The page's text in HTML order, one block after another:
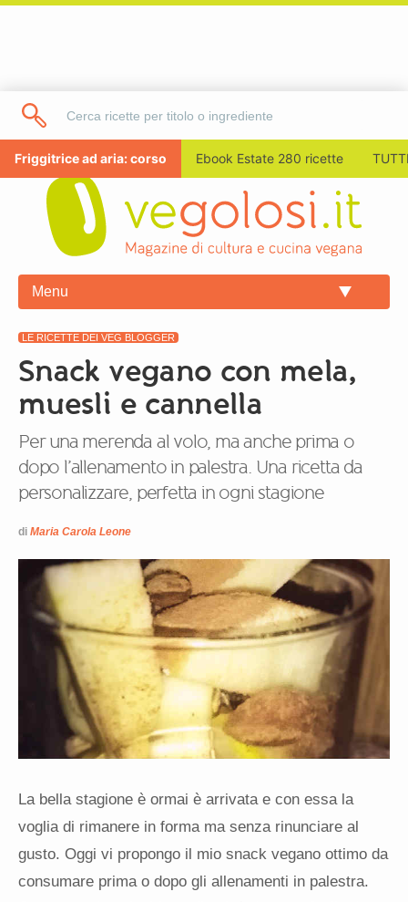
Friggitrice ad aria: corso Ebook Estate 280 ricette
Menu
LE RICETTE DEI VEG BLOGGER
Snack vegano con mela,
muesli e cannella
Per una merenda al volo, ma anche prima o
dopo l’allenamento in palestra. Una ricetta da
personalizzare, perfetta in ogni stagione
di Maria Carola Leone
La bella stagione è ormai è arrivata e con essa la
voglia di rimanere in forma ma senza rinunciare al
gusto. Oggi vi propongo il mio snack vegano ottimo da
consumare prima o dopo gli allenamenti in palestra.